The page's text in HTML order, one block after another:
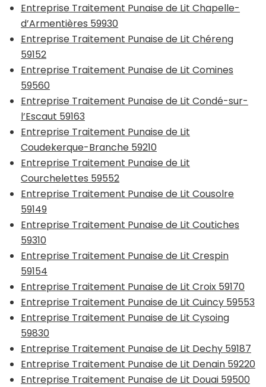
Entreprise Traitement Punaise de Lit Chapelle-
d’Armentières 59930
Entreprise Traitement Punaise de Lit Chéreng
59152
Entreprise Traitement Punaise de Lit Comines
59560
Entreprise Traitement Punaise de Lit Condé-sur-
l’Escaut 59163
Entreprise Traitement Punaise de Lit
Coudekerque-Branche 59210
Entreprise Traitement Punaise de Lit
Courchelettes 59552
Entreprise Traitement Punaise de Lit Cousolre
59149
Entreprise Traitement Punaise de Lit Coutiches
59310
Entreprise Traitement Punaise de Lit Crespin
59154
Entreprise Traitement Punaise de Lit Croix 59170
Entreprise Traitement Punaise de Lit Cuincy 59553
Entreprise Traitement Punaise de Lit Cysoing
59830
Entreprise Traitement Punaise de Lit Dechy 59187
Entreprise Traitement Punaise de Lit Denain 59220
Entreprise Traitement Punaise de Lit Douai 59500